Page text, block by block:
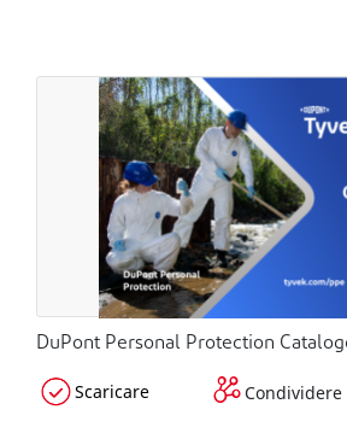
DuPont Personal Protection
Scaricare Condividere